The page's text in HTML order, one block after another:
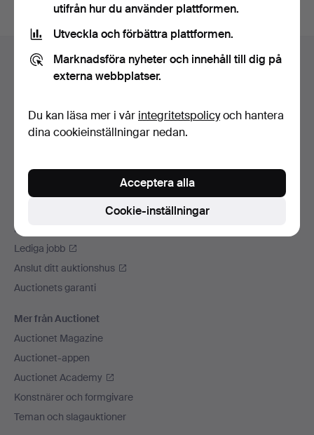
Sidfotsnavigation
Hjälp och kontakt
Kontakta support
Betalningsalternativ
Vi skickar med
Auctionet
Press
Lediga jobb
Anslut ditt auktionshus
Auctionets garanti
Mer från Auctionet
Auctionet Magazine
Auctionet-appen
Auctionet Academy
Konstnärer och formgivare
Teman och slagauktioner
utifrån hur du använder plattformen.
Utveckla och förbättra plattformen.
Marknadsföra nyheter och innehåll till dig på
externa webbplatser.
Du kan läsa mer i vår integritetspolicyoch hantera
dina cookieinställningar nedan.
Cookie-inställningar
Acceptera alla